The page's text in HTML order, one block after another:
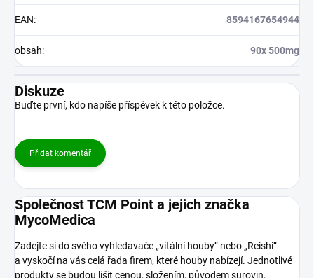
EAN: 8594167654944
obsah: 90x 500mg
Diskuze
Buďte první, kdo napíše příspěvek k této položce.
Přidat komentář
Společnost TCM Point a jejich značka
MycoMedica
Zadejte si do svého vyhledavače „vitální houby“ nebo „Reishi“
a vyskočí na vás celá řada firem, které houby nabízejí. Jednotlivé
produkty se budou lišit cenou, složením, původem surovin,